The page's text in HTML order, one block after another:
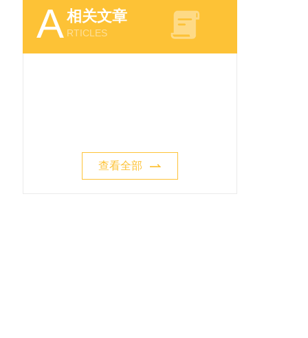
A相关文章
RTICLES
查看全部